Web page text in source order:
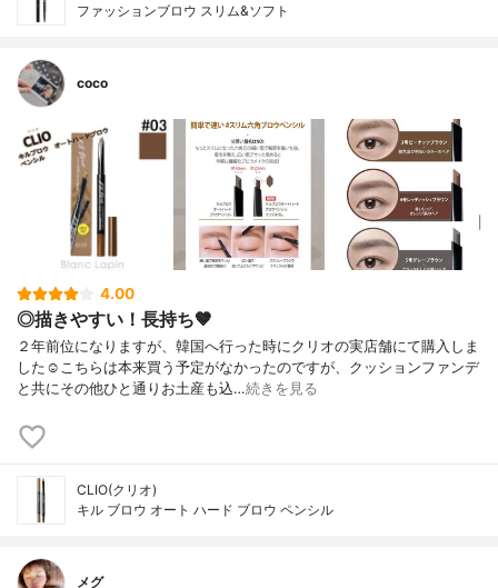
ファッションブロウ スリム&ソフト
coco
4.00
◎描きやすい！長持ち🤎
２年前位になりますが、韓国へ行った時にクリオの実店舗にて購入しま
した☺️こちらは本来買う予定がなかったのですが、クッションファンデ
と共にその他ひと通りお土産も込…続きを見る
CLIO(クリオ)
キル ブロウ オート ハード ブロウ ペンシル
メグ